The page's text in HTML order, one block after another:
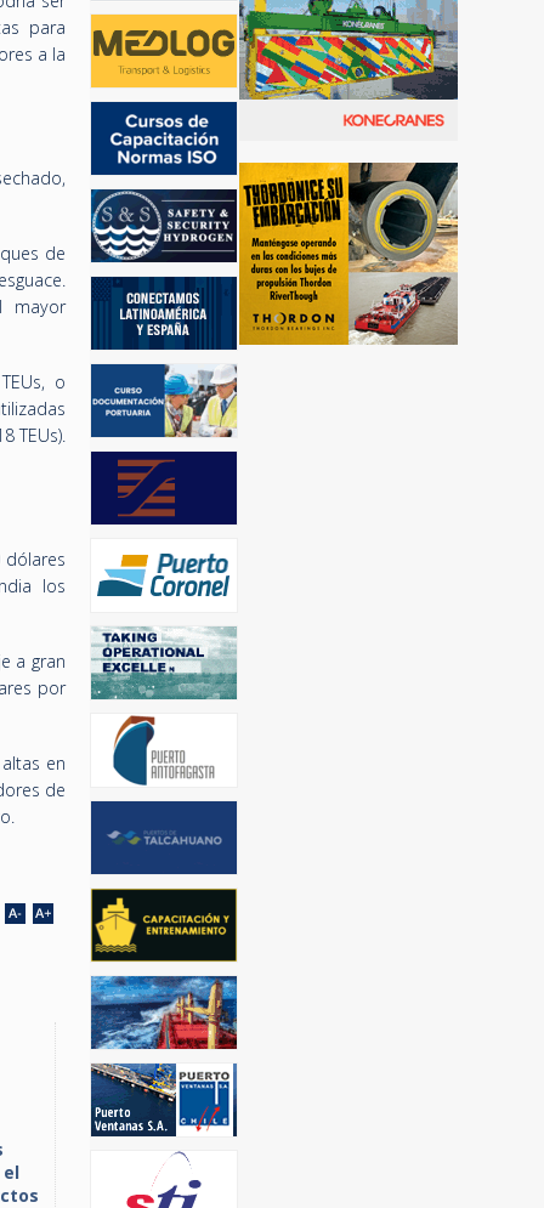
para
a la
de
mayor
o
TEUs).
los
a gran
por
en
de